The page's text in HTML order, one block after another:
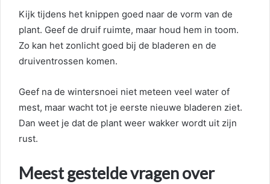
Kijk tijdens het knippen goed naar de vorm van de
plant. Geef de druif ruimte, maar houd hem in toom.
Zo kan het zonlicht goed bij de bladeren en de
druiventrossen komen.
Geef na de wintersnoei niet meteen veel water of
mest, maar wacht tot je eerste nieuwe bladeren ziet.
Dan weet je dat de plant weer wakker wordt uit zijn
rust.
Meest gestelde vragen over